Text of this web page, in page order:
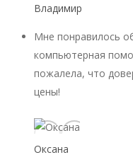
Владимир
Мне понравилось
компьютерная
пожалела, что
цены!
Оксана